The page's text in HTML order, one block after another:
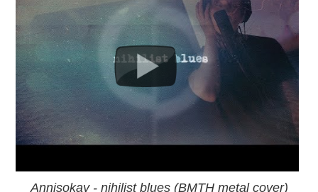
Annisokay - nihilist blues (BMTH metal cover)